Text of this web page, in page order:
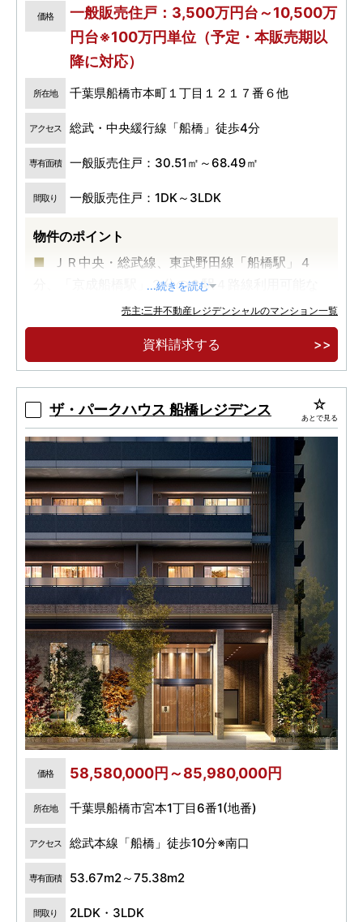
価格
一般販売住戸：3,500万円台～10,500万
円台※100万円単位（予定・本販売期以
降に対応）
所在地 千葉県船橋市本町１丁目１２１７番６他
アクセス 総武・中央緩行線「船橋」徒歩4分
専有面積 一般販売住戸：30.51㎡～68.49㎡
間取り 一般販売住戸：1DK～3LDK
物件のポイント
ＪＲ中央・総武線、東武野田線「船橋駅」４
分、「京成船橋駅」２分の２駅４路線利用可能な
東武百貨店・シャポー船橋等、徒歩５分圏内に
...続きを読む
売主:三井不動産レジデンシャルのマンション一覧
資料請求する
ザ・パークハウス 船橋レジデンス あとで見る
価格 58,580,000円～85,980,000円
所在地 千葉県船橋市宮本1丁目6番1(地番)
アクセス 総武本線「船橋」徒歩10分※南口
専有面積 53.67m2～75.38m2
間取り 2LDK・3LDK